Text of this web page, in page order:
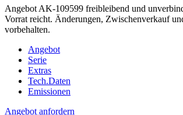
Angebot AK-109599 freibleibend und
Vorrat reicht. Änderungen, Zwischenverkauf
vorbehalten.
Angebot
Serie
Extras
Tech.Daten
Emissionen
Angebot anfordern